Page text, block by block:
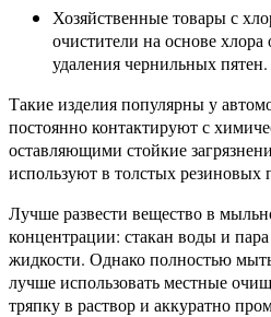
Хозяйственные товары с
очистители на основе
удаления чернильных пятен.
Такие изделия популярны у
постоянно контактируют с
оставляющими стойкие
используют в толстых резиновых
Лучше развести вещество в
концентрации: стакан воды и
жидкости. Однако полностью
лучше использовать местные
тряпку в раствор и аккуратно